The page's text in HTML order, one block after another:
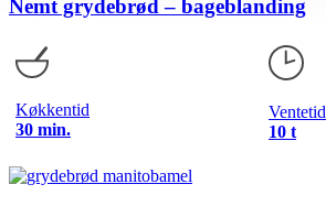
Nemt grydebrød – bageblanding
Køkkentid
30 min.
Ventetid
10 t